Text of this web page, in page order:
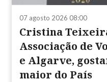
07 agosto 2026 08:00
Cristina
Associação de
e Algarve,
maior do País